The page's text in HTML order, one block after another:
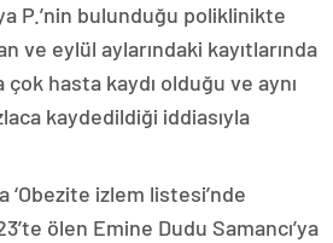
P.’nin bulunduğu poliklinikte
ve eylül aylarındaki kayıtlarında
çok hasta kaydı olduğu ve aynı
kaydedildiği iddiasıyla
‘Obezite izlem listesi’nde
ölen Emine Dudu Samancı’ya